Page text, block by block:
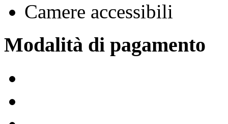
Camere accessibili
Modalità di pagamento